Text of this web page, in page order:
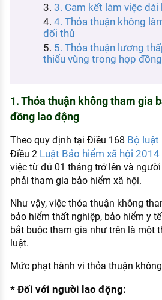
HƯỚNG NGHIỆP VIỆC LÀM
Đặc trưng từng nghề
Xu hướng việc làm
TUYỂN DỤNG VIỆC LÀM
3. Cam kết làm việc
4. Thỏa thuận không
đối thủ
5. Thỏa thuận lương
thiểu vùng trong hợp
1. Thỏa thuận không tham gia
đồng lao động
Theo quy định tại Điều 168 Bộ luật
Điều 2 Luật Bảo hiểm xã hội 2014
việc từ đủ 01 tháng trở lên và
phải tham gia bảo hiểm xã hội.
Như vậy, việc thỏa thuận không
bảo hiểm thất nghiệp, bảo hiểm y
bắt buộc tham gia như trên là một
luật.
Mức phạt hành vi thỏa thuận
* Đối với người lao động: